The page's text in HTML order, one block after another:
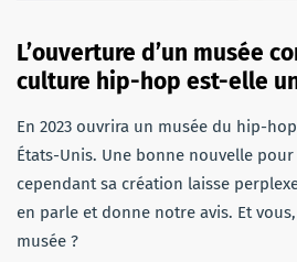
L’ouverture d’un musée
culture hip-hop est-elle
En 2023 ouvrira un musée du hip-
États-Unis. Une bonne nouvelle
cependant sa création laisse
en parle et donne notre avis. Et
musée ?